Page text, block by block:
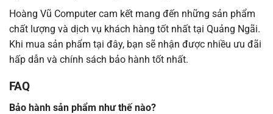
Hoàng Vũ Computer cam kết mang đến những sản phẩm
chất lượng và dịch vụ khách hàng tốt nhất tại Quảng Ngãi.
Khi mua sản phẩm tại đây, bạn sẽ nhận được nhiều ưu đãi
hấp dẫn và chính sách bảo hành tốt nhất.
FAQ
Bảo hành sản phẩm như thế nào?